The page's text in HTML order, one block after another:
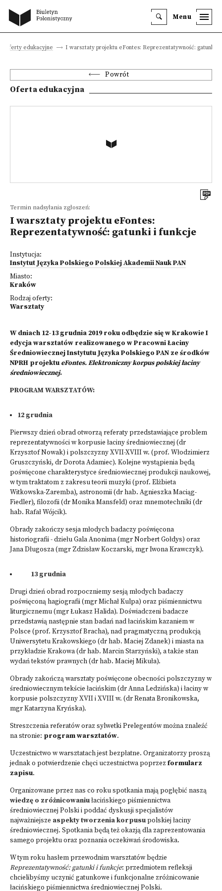
Menu
Oferty edukacyjne I warsztaty projektu eFontes: Reprezentatywność: gatunki i
Powrót
Oferta edukacyjna
Termin nadsyłania zgłoszeń:
I warsztaty projektu eFontes:
Reprezentatywność: gatunki i funkcje
Instytucja:
Instytut Języka Polskiego Polskiej Akademii Nauk PAN
Miasto:
Kraków
Rodzaj oferty:
Warsztaty
W dniach 12-13 grudnia 2019 roku odbędzie się w Krakowie I
edycja warsztatów realizowanego w Pracowni Łaciny
Średniowiecznej Instytutu Języka Polskiego PAN ze środków
NPRH projektu eFontes. Elektroniczny korpus polskiej łaciny
średniowiecznej.
PROGRAM WARSZTATÓW:
12 grudnia
Pierwszy dzień obrad otworzą referaty przedstawiające problem
reprezentatywności w korpusie łaciny średniowiecznej (dr
Krzysztof Nowak) i polszczyzny XVII-XVIII w. (prof. Włodzimierz
Gruszczyński, dr Dorota Adamiec). Kolejne wystąpienia będą
poświęcone charakterystyce średniowiecznej produkcji naukowej,
w tym traktatom z zakresu teorii muzyki (prof. Elżbieta
Witkowska-Zaremba), astronomii (dr hab. Agnieszka Maciąg-
Fiedler), filozofii (dr Monika Mansfeld) oraz mnemotechniki (dr
hab. Rafał Wójcik).
Obrady zakończy sesja młodych badaczy poświęcona
historiografii - dziełu Gala Anonima (mgr Norbert Gołdys) oraz
Jana Długosza (mgr Zdzisław Koczarski, mgr Iwona Krawczyk).
13 grudnia
Drugi dzień obrad rozpoczniemy sesją młodych badaczy
poświęconą hagiografii (mgr Michał Kulpa) oraz piśmiennictwu
liturgicznemu (mgr Łukasz Halida). Doświadczeni badacze
przedstawią następnie stan badań nad łacińskim kazaniem w
Polsce (prof. Krzysztof Bracha), nad pragmatyczną produkcją
Uniwersytetu Krakowskiego (dr hab. Maciej Zdanek) i miasta na
przykładzie Krakowa (dr hab. Marcin Starzyński), a także stan
wydań tekstów prawnych (dr hab. Maciej Mikuła).
Obrady zakończą warsztaty poświęcone obecności polszczyzny w
średniowiecznym tekście łacińskim (dr Anna Ledzińska) i łaciny w
korpusie polszczyzny XVII i XVIII w. (dr Renata Bronikowska,
mgr Katarzyna Kryńska).
Streszczenia referatów oraz sylwetki Prelegentów można znaleźć
na stronie: program warsztatów.
Uczestnictwo w warsztatach jest bezpłatne. Organizatorzy proszą
jednak o potwierdzenie chęci uczestnictwa poprzez formularz
zapisu.
Organizowane przez nas co roku spotkania mają pogłębić naszą
wiedzę o zróżnicowaniułacińskiego piśmiennictwa
średniowiecznej Polski i poddać dyskusji specjalistów
najważniejsze aspekty tworzenia korpusupolskiej łaciny
średniowiecznej. Spotkania będą też okazją dla zaprezentowania
samego projektu oraz poznania oczekiwań środowiska.
W tym roku hasłem przewodnim warsztatów będzie
Reprezentatywność: gatunki i funkcje: przedmiotem refleksji
chcielibyśmy uczynić gatunkowe i funkcjonalne zróżnicowanie
łacińskiego piśmiennictwa średniowiecznej Polski.